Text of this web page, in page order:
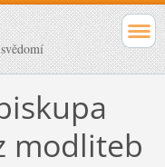
modliteb